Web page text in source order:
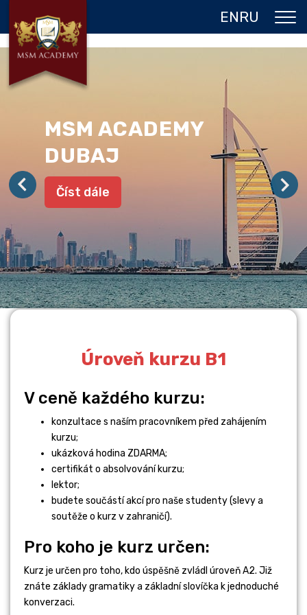
ENRU
O NÁS
DVOJITÝ DIPLOM
GALERIE
REFERENCE
KONTAKT
MSM ACADEMY
DUBAJ
Číst dále
STUDIUM V
ZAHRANIČÍ
Číst dále
Úroveň kurzu B1
V ceně každého kurzu:
konzultace s naším pracovníkem před zahájením
kurzu;
ukázková hodina ZDARMA;
certifikát o absolvování kurzu;
lektor;
budete součástí akcí pro naše studenty (slevy a
soutěže o kurz v zahraničí).
Pro koho je kurz určen:
Kurz je určen pro toho, kdo úspěšně zvládl úroveň A2. Již
znáte základy gramatiky a základní slovíčka k jednoduché
konverzaci.